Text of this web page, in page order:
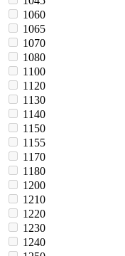
1060
1065
1070
1080
1100
1120
1130
1140
1150
1155
1170
1180
1200
1210
1220
1230
1240